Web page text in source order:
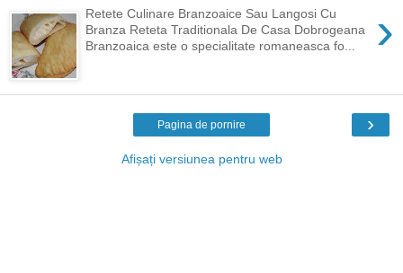
›
Retete Culinare Branzoaice Sau Langosi Cu
Branza Reteta Traditionala De Casa Dobrogeana
Branzoaica este o specialitate romaneasca fo...
›
Pagina de pornire
Afișați versiunea pentru web